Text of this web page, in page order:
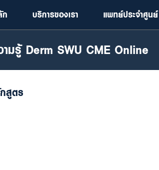
บริการของเรา แพทย์ประจำศูนย์
มรู้ Derm SWU CME Online
สูตร